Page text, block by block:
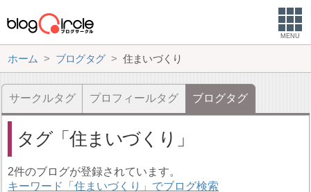
MENU
ホーム ブログタグ 住まいづくり
サークルタグ プロフィールタグ ブログタグ
タグ 住まいづくり
2件のブログが登録されています。
キーワード「住まいづくり」でブログ検索